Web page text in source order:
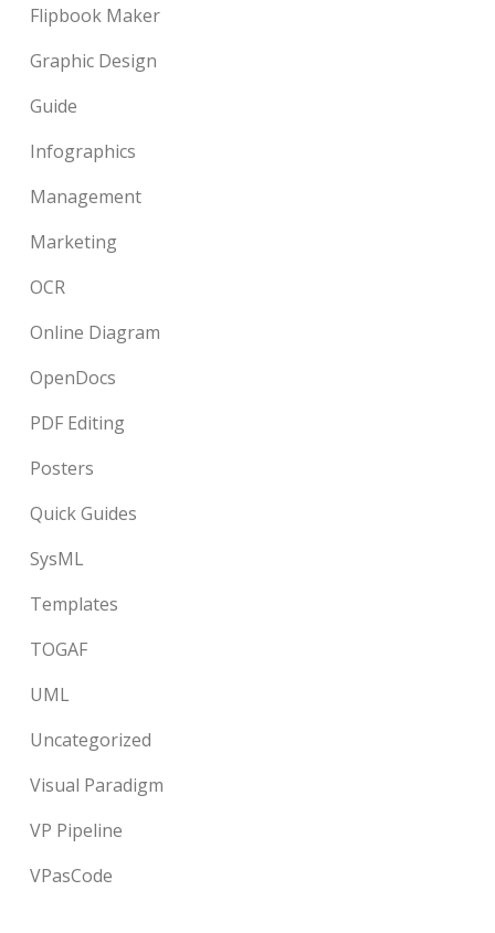
Flipbook Maker
Graphic Design
Guide
Infographics
Management
Marketing
OCR
Online Diagram
OpenDocs
PDF Editing
Posters
Quick Guides
SysML
Templates
TOGAF
UML
Uncategorized
Visual Paradigm
VP Pipeline
VPasCode